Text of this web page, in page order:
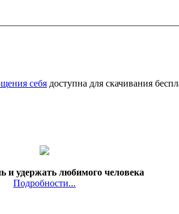
себя доступна для скачивания
и удержать любимого человека
Подробности...